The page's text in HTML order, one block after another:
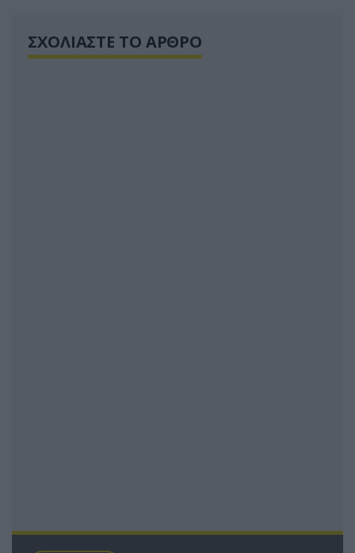
ΣΧΟΛΙΑΣΤΕ ΤΟ ΑΡΘΡΟ